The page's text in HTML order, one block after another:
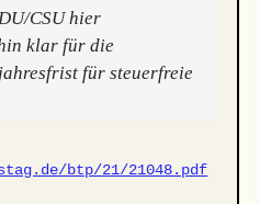
CSU hier
klar für die
für steuerfreie
btp/21/21048.pdf